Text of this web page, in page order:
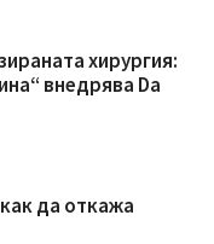
хирургия:
внедрява Da
да откажа